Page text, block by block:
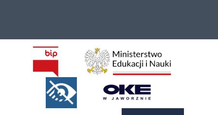
MEN
Deklaracja
OKE